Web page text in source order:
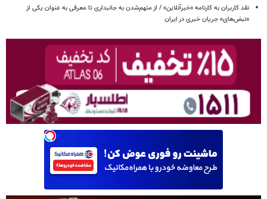
نقد کاربران به کارنامه «خبرآنلاین» / از متهم‌شدن به جانبداری تا معرفی به عنوان یکی از
«نبض‌های» جریان خبری در ایران